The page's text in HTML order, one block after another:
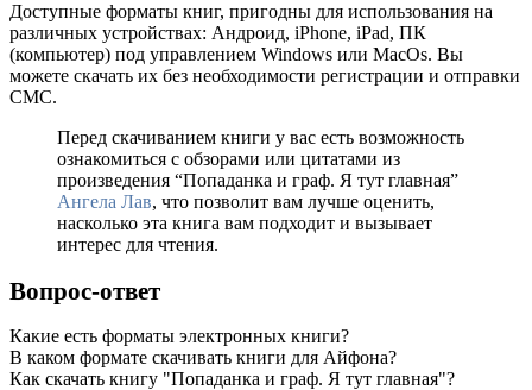
Доступные форматы книг, пригодны для использования на
различных устройствах: Андроид, iPhone, iPad, ПК
(компьютер) под управлением Windows или MacOs. Вы
можете скачать их без необходимости регистрации и отправки
СМС.
Перед скачиванием книги у вас есть возможность
ознакомиться с обзорами или цитатами из
произведения “Попаданка и граф. Я тут главная”
Ангела Лав, что позволит вам лучше оценить,
насколько эта книга вам подходит и вызывает
интерес для чтения.
Вопрос-ответ
Какие есть форматы электронных книги?
В каком формате скачивать книги для Айфона?
Как скачать книгу "Попаданка и граф. Я тут главная"?